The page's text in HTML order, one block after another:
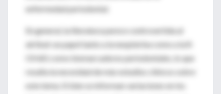
enfermedad periodontal.
En general, la literatura parece controvertida al
atribuir un papel tanto a la neopterina como a la 8-
OHdG como biomarcadores periodontales, lo que
resalta la necesidad de más estudios clínicos sobre
este tema. Si bien se informan variaciones en los